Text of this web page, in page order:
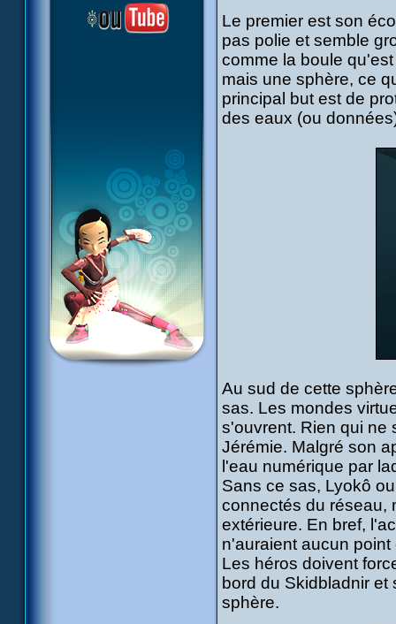
Le premier est son
pas polie et semble
comme la boule
mais une sphère, ce
principal but est de
des eaux (ou
Au sud de cette
sas. Les mondes
s'ouvrent. Rien qui ne
Jérémie. Malgré son
l'eau numérique par
Sans ce sas, Lyokô
connectés du réseau,
extérieure. En bref,
n'auraient aucun
Les héros doivent
bord du Skidbladnir
sphère.